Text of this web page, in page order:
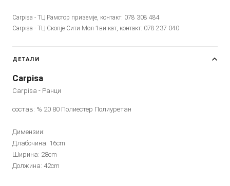
Carpisa - ТЦ Рамстор приземје, контакт: 078 308 484
Carpisa - ТЦ Скопје Сити Мол 1ви кат, контакт: 078 237 040
ДЕТАЛИ
Carpisa
Carpisa - Ранци
состав: % 20 80 Полиестер Полиуретан
Димензии:
Длабочина: 16cm
Ширина: 28cm
Должина: 42cm